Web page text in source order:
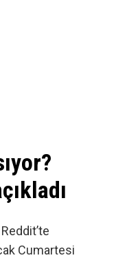
Cumartesi